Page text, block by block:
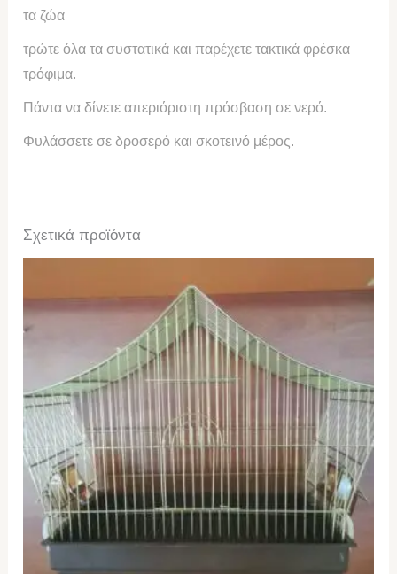
τα ζώα
τρώτε όλα τα συστατικά και παρέχετε τακτικά φρέσκα
τρόφιμα.
Πάντα να δίνετε απεριόριστη πρόσβαση σε νερό.
Φυλάσσετε σε δροσερό και σκοτεινό μέρος.
Σχετικά προϊόντα